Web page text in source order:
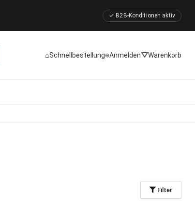
✓ B2B-Konditionen aktiv
⌂Schnellbestellung⎈Anmelden⛛Warenkorb
Filter